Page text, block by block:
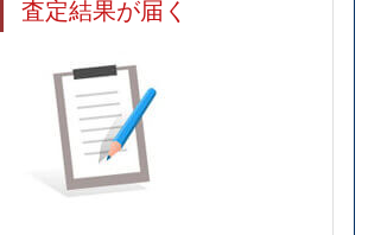
査定結果が届く